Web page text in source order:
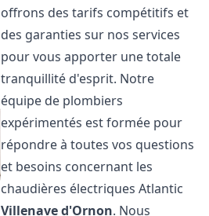
offrons des tarifs compétitifs et
des garanties sur nos services
pour vous apporter une totale
tranquillité d'esprit. Notre
équipe de plombiers
expérimentés est formée pour
répondre à toutes vos questions
et besoins concernant les
chaudières électriques Atlantic
Villenave d'Ornon. Nous